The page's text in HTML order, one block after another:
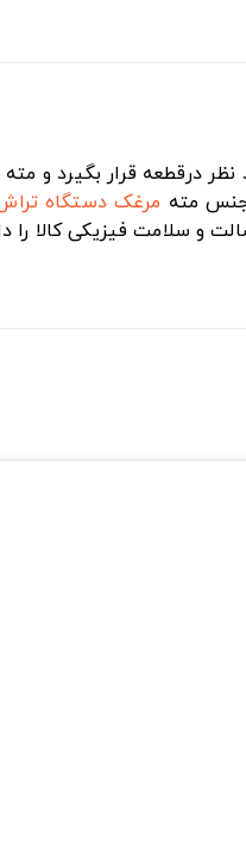
درقطعه قرار بگیرد و
جنس مته مرغک دستگاه
و سلامت فیزیکی کالا را